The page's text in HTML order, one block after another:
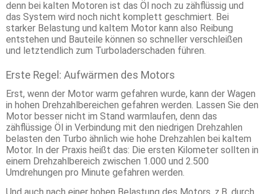
denn bei kalten Motoren ist das Öl noch zu zähflüssig und
das System wird noch nicht komplett geschmiert. Bei
starker Belastung und kaltem Motor kann also Reibung
entstehen und Bauteile können so schneller verschleißen
und letztendlich zum Turboladerschaden führen.
Erste Regel: Aufwärmen des Motors
Erst, wenn der Motor warm gefahren wurde, kann der Wagen
in hohen Drehzahlbereichen gefahren werden. Lassen Sie den
Motor besser nicht im Stand warmlaufen, denn das
zähflüssige Öl in Verbindung mit den niedrigen Drehzahlen
belasten den Turbo ähnlich wie hohe Drehzahlen bei kaltem
Motor. In der Praxis heißt das: Die ersten Kilometer sollten in
einem Drehzahlbereich zwischen 1.000 und 2.500
Umdrehungen pro Minute gefahren werden.